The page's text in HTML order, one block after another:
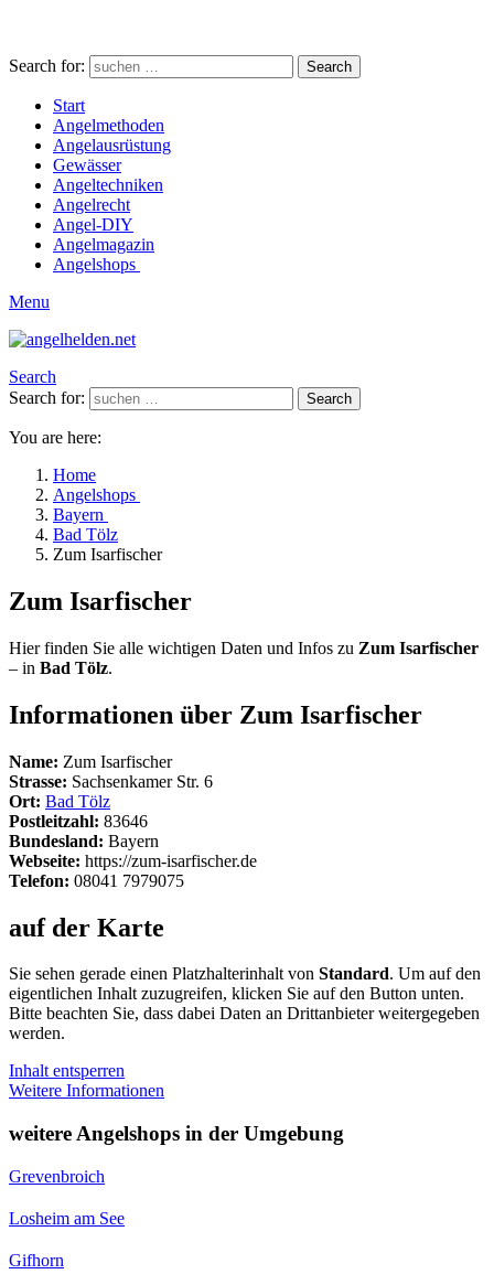
Search for: Search
Start
Angelmethoden
Angelausrüstung
Gewässer
Angeltechniken
Angelrecht
Angel-DIY
Angelmagazin
Angelshops
Menu
Search
Search for:
Search
You are here:
Home
Angelshops
Bayern
Bad Tölz
Zum Isarfischer
Zum Isarfischer
Hier finden Sie alle wichtigen Daten und Infos zu Zum Isarfischer
– in Bad Tölz.
Informationen über Zum Isarfischer
Name: Zum Isarfischer
Strasse: Sachsenkamer Str. 6
Ort: Bad Tölz
Postleitzahl: 83646
Bundesland: Bayern
Webseite: https://zum-isarfischer.de
Telefon: 08041 7979075
auf der Karte
Sie sehen gerade einen Platzhalterinhalt von Standard. Um auf den
eigentlichen Inhalt zuzugreifen, klicken Sie auf den Button unten.
Bitte beachten Sie, dass dabei Daten an Drittanbieter weitergegeben
werden.
Inhalt entsperren
Weitere Informationen
weitere Angelshops in der Umgebung
Grevenbroich
Losheim am See
Gifhorn